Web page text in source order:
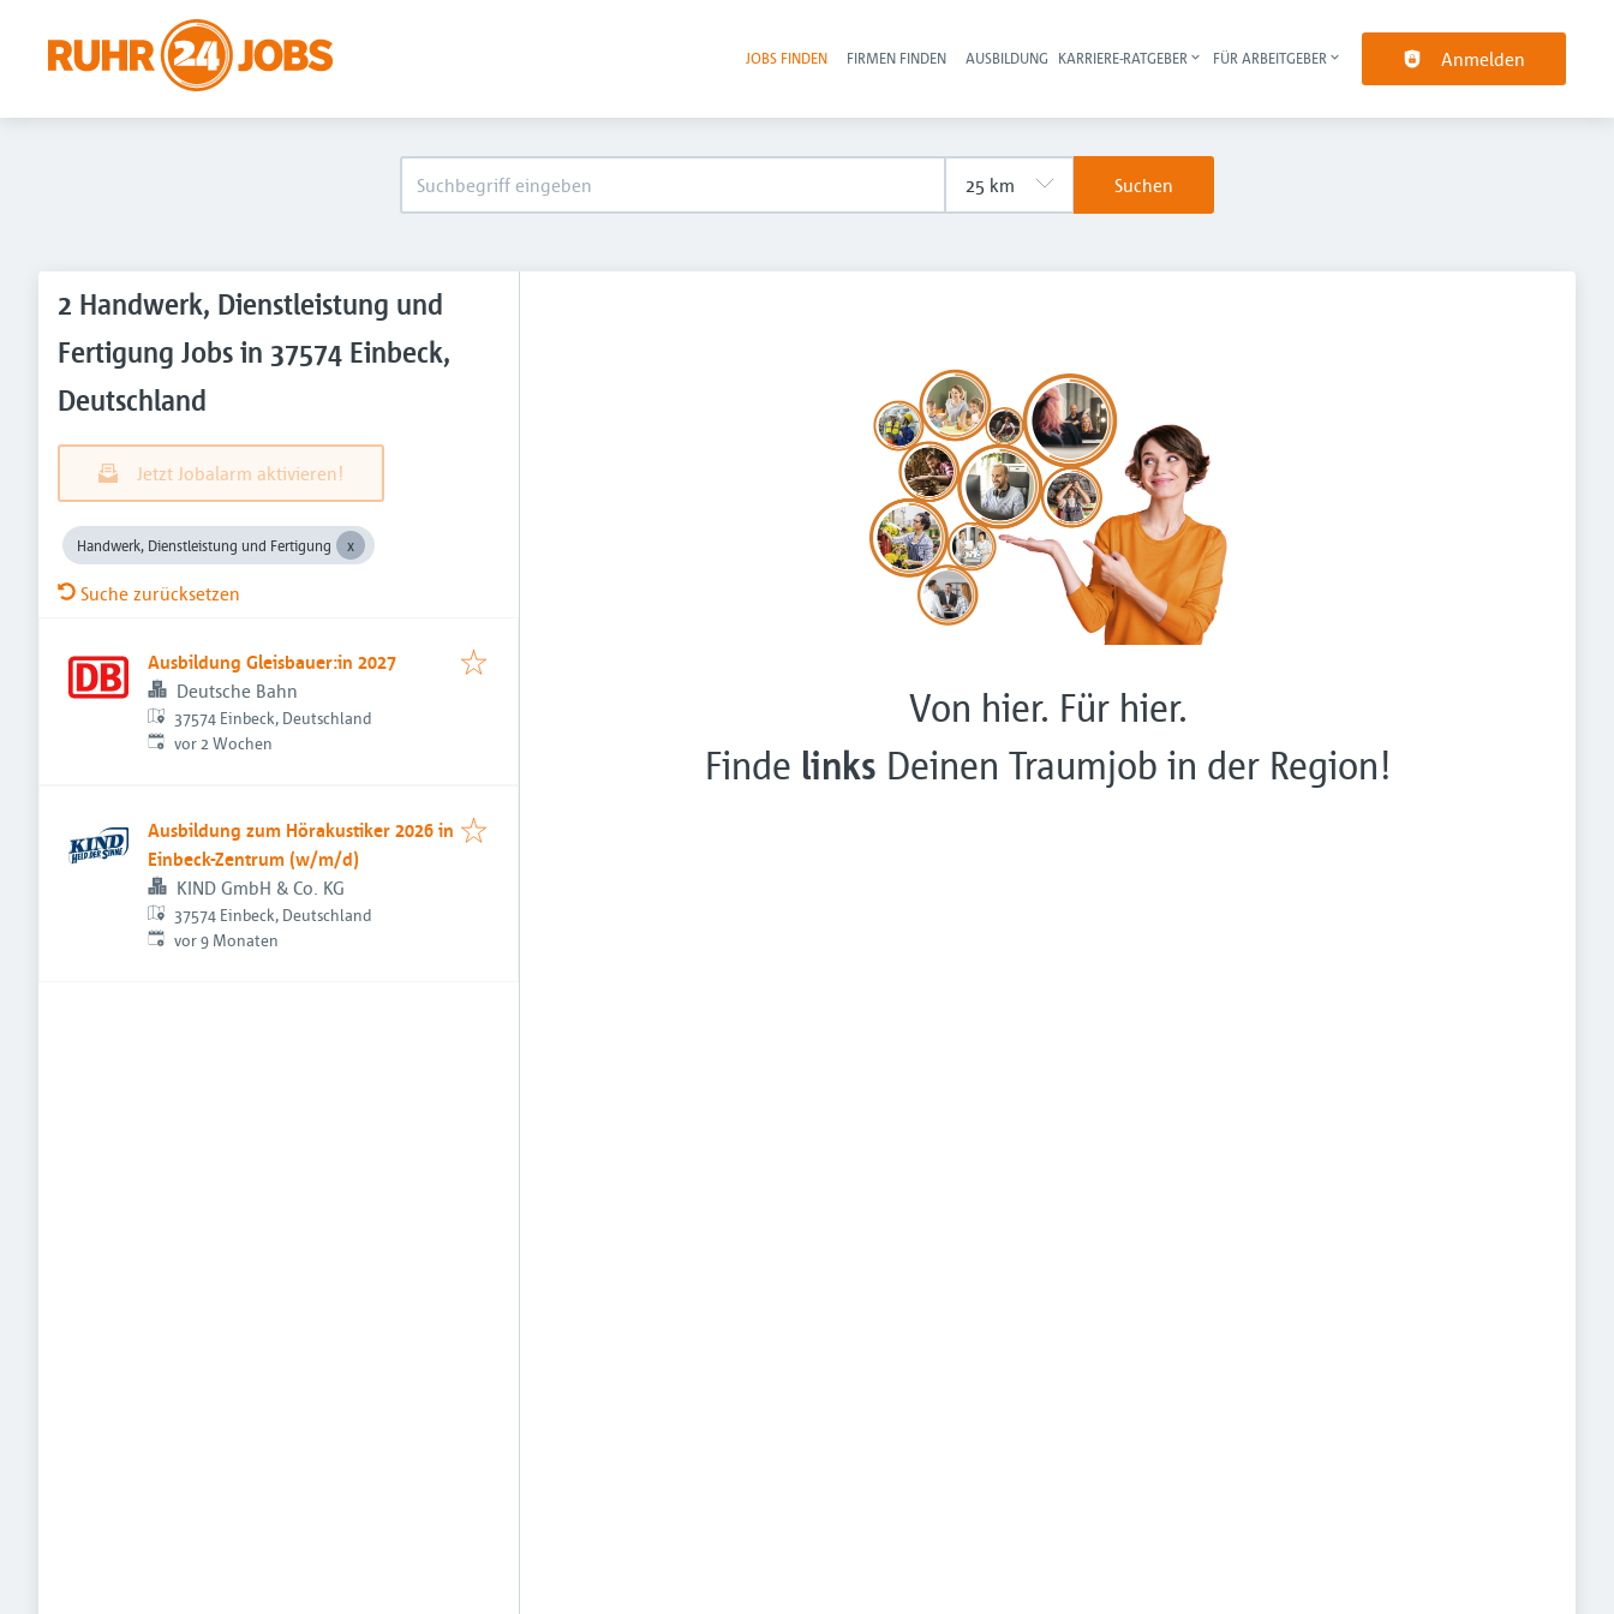
Haupt-Navigation
JOBS FINDEN FIRMEN FINDEN AUSBILDUNG KARRIERE-RATGEBER FÜR ARBEITGEBER Anmelden
Suchen
2 Handwerk, Dienstleistung und
Fertigung Jobs in 37574 Einbeck,
Deutschland
Jetzt Jobalarm aktivieren!
Handwerk, Dienstleistung und Fertigung
Suche zurücksetzen
Ausbildung Gleisbauer:in 2027
Deutsche Bahn
37574 Einbeck, Deutschland
Veröffentlicht:
vor 2 Wochen
Ausbildung zum Hörakustiker 2026 in
Einbeck-Zentrum (w/m/d)
KIND GmbH & Co. KG
37574 Einbeck, Deutschland
Veröffentlicht:
vor 9 Monaten
Von hier. Für hier.
Finde links Deinen Traumjob in der Region!